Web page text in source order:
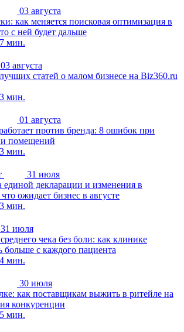
03 августа
как меняется поисковая оптимизация в
с ней будет дальше
мин.
03 августа
статей о малом бизнесе на Biz360.ru
мин.
01 августа
против бренда: 8 ошибок при
помещений
мин.
31 июля
декларации и изменения в
ожидает бизнес в августе
мин.
31 июля
чека без боли: как клинике
больше с каждого пациента
мин.
30 июля
как поставщикам выжить в ритейле на
конкуренции
мин.